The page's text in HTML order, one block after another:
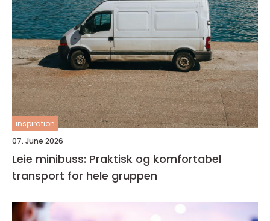
inspiration
07. June 2026
Leie minibuss: Praktisk og komfortabel
transport for hele gruppen